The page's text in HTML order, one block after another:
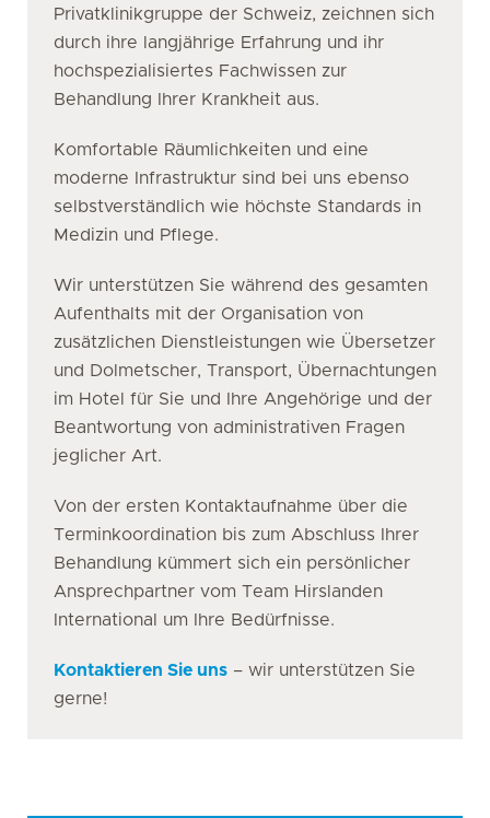
Privatklinikgruppe der Schweiz, zeichnen sich
durch ihre langjährige Erfahrung und ihr
hochspezialisiertes Fachwissen zur
Behandlung Ihrer Krankheit aus.
Komfortable Räumlichkeiten und eine
moderne Infrastruktur sind bei uns ebenso
selbstverständlich wie höchste Standards in
Medizin und Pflege.
Wir unterstützen Sie während des gesamten
Aufenthalts mit der Organisation von
zusätzlichen Dienstleistungen wie Übersetzer
und Dolmetscher, Transport, Übernachtungen
im Hotel für Sie und Ihre Angehörige und der
Beantwortung von administrativen Fragen
jeglicher Art.
Von der ersten Kontaktaufnahme über die
Terminkoordination bis zum Abschluss Ihrer
Behandlung kümmert sich ein persönlicher
Ansprechpartner vom Team Hirslanden
International um Ihre Bedürfnisse.
Kontaktieren Sie uns – wir unterstützen Sie
gerne!